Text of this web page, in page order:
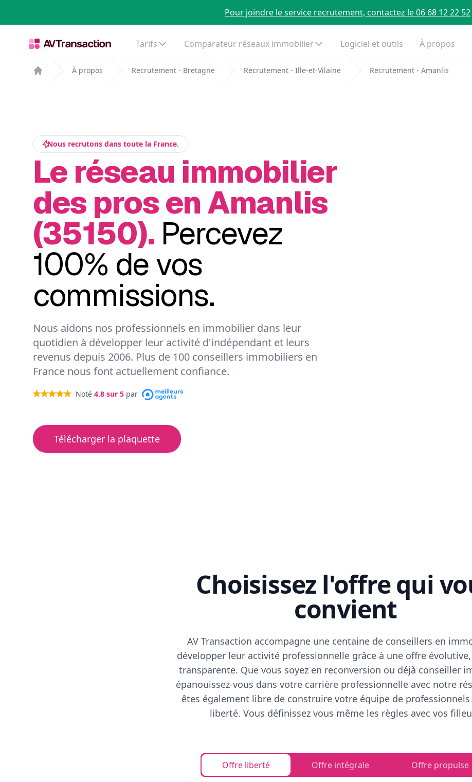
Pour joindre le service recrutement, contactez le 06 68 12 22 52
Tarifs Comparateur réseaux immobilier Logiciel et outils À propos
Home
À propos Recrutement - Bretagne Recrutement - Ille-et-Vilaine Recrutement - Amanlis
Nous recrutons dans toute la France.
Le réseau immobilier
des pros en Amanlis
(35150). Percevez
100% de vos
commissions.
Nous aidons nos professionnels en immobilier dans leur
quotidien à développer leur activité d'indépendant et leurs
revenus depuis 2006. Plus de 100 conseillers immobiliers en
France nous font actuellement confiance.
Noté 4.8 sur 5 par
Télécharger la plaquette
Choisissez l'offre qui
convient
AV Transaction accompagne une centaine de conseillers en
développer leur activité professionnelle grâce à une offre
transparente. Que vous soyez en reconversion ou déjà conseiller
épanouissez-vous dans votre carrière professionnelle avec notre
êtes également libre de construire votre équipe de
liberté. Vous définissez vous même les règles avec vos
Offre liberté Offre intégrale Offre propulse